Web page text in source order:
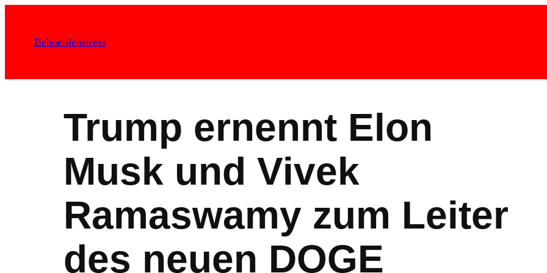
springenBehoerdenstress
Trump ernennt Elon
Musk und Vivek
Ramaswamy zum Leiter
des neuen DOGE